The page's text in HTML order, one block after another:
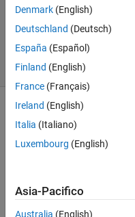
Risposta
accettata
Visualizzazioni
(30 giorni)
I
Denmark (English)
Deutschland (Deutsch)
España (Español)
Finland (English)
France (Français)
Ireland (English)
Italia (Italiano)
Luxembourg (English)
Asia-Pacifico
Australia (English)